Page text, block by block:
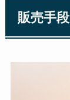
販売手段